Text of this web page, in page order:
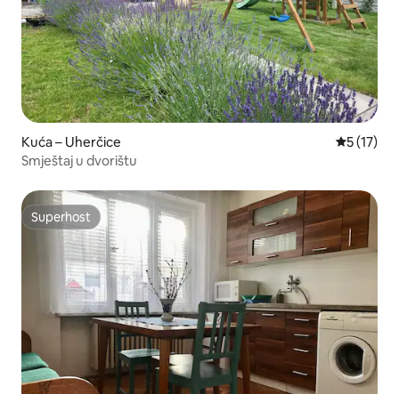
Kuća – Uherčice Prosječna
5 (17)
Smještaj u dvorištu
Superhost
Superhost